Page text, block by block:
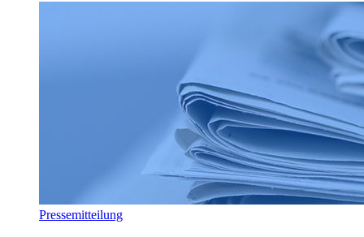
Pressemitteilung